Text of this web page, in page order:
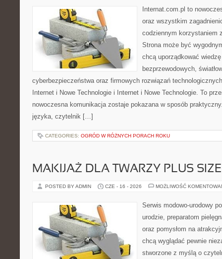
Internat.com.pl to
oraz wszystkim
codziennym korzystaniem
Strona może być
chcą uporządkować
bezprzewodowych,
cyberbezpieczeństwa oraz firmowych rozwiązań
Internet i Nowe Technologie i Internet i Nowe Technologie. To
nowoczesna komunikacja zostaje pokazana w sposób
języka, czytelnik […]
CATEGORIES: OGRÓD W RÓŻNYCH PORACH ROKU
MAKIJAŻ DLA TWARZY PLUS SIZE
POSTED BY ADMIN CZE - 16 - 2026 MOŻLIWOŚĆ
Serwis modowo-urodowy
urodzie, preparatom
oraz pomysłom na
chcą wyglądać pewnie
stworzone z myślą o